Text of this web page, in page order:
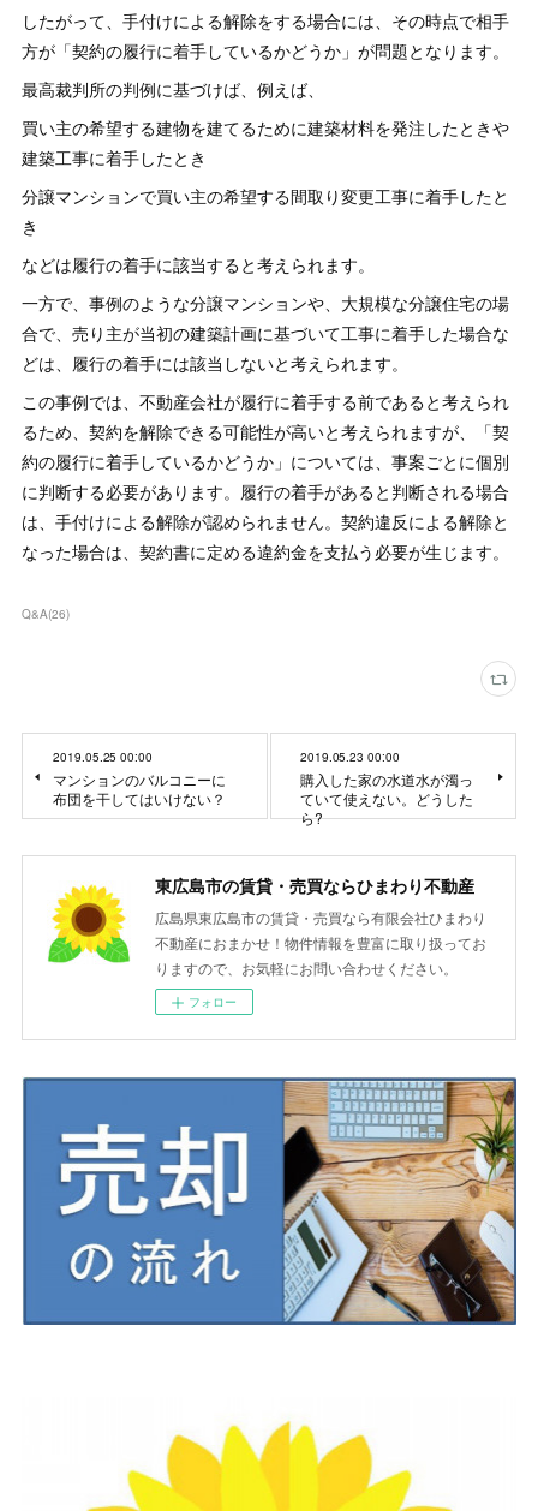
したがって、手付けによる解除をする場合には、その時点で相手
方が「契約の履行に着手しているかどうか」が問題となります。
最高裁判所の判例に基づけば、例えば、
買い主の希望する建物を建てるために建築材料を発注したときや
建築工事に着手したとき
分譲マンションで買い主の希望する間取り変更工事に着手したと
き
などは履行の着手に該当すると考えられます。
一方で、事例のような分譲マンションや、大規模な分譲住宅の場
合で、売り主が当初の建築計画に基づいて工事に着手した場合な
どは、履行の着手には該当しないと考えられます。
この事例では、不動産会社が履行に着手する前であると考えられ
るため、契約を解除できる可能性が高いと考えられますが、「契
約の履行に着手しているかどうか」については、事案ごとに個別
に判断する必要があります。履行の着手があると判断される場合
は、手付けによる解除が認められません。契約違反による解除と
なった場合は、契約書に定める違約金を支払う必要が生じます。
Q&A(26)
2019.05.25 00:00
マンションのバルコニーに
布団を干してはいけない？
2019.05.23 00:00
購入した家の水道水が濁っ
ていて使えない。どうした
ら?
東広島市の賃貸・売買ならひまわり不動産
広島県東広島市の賃貸・売買なら有限会社ひまわり
不動産におまかせ！物件情報を豊富に取り扱ってお
りますので、お気軽にお問い合わせください。
フォロー